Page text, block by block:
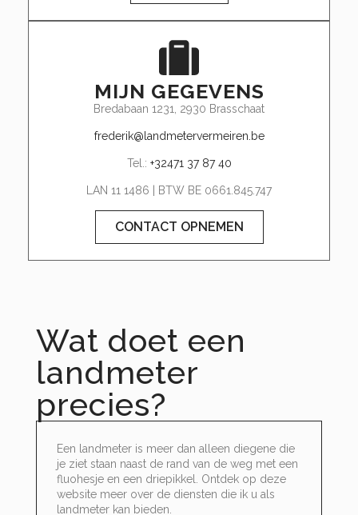
MIJN GEGEVENS
Bredabaan 1231, 2930 Brasschaat
frederik@landmetervermeiren.be
Tel.: +32471 37 87 40
LAN 11 1486 | BTW BE 0661.845.747
CONTACT OPNEMEN
Wat doet een
landmeter
precies?
Een landmeter is meer dan alleen diegene die
je ziet staan naast de rand van de weg met een
fluohesje en een driepikkel. Ontdek op deze
website meer over de diensten die ik u als
landmeter kan bieden.